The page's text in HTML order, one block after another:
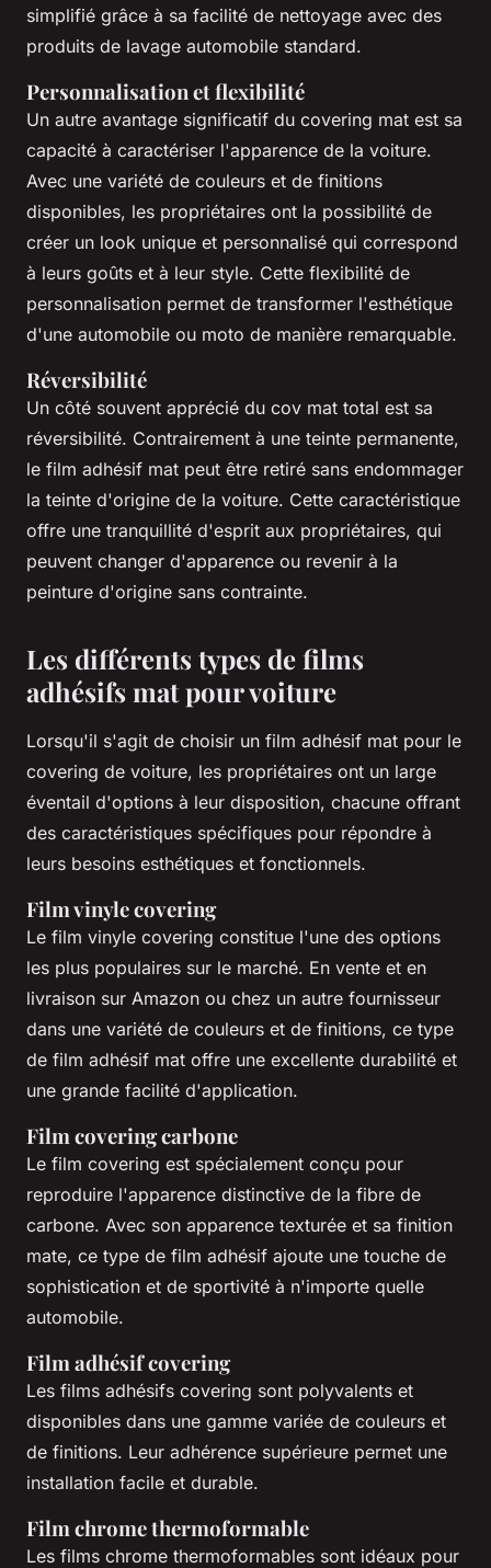
simplifié grâce à sa facilité de nettoyage avec des
produits de lavage automobile standard.
Personnalisation et flexibilité
Un autre avantage significatif du covering mat est sa
capacité à caractériser l'apparence de la voiture.
Avec une variété de couleurs et de finitions
disponibles, les propriétaires ont la possibilité de
créer un look unique et personnalisé qui correspond
à leurs goûts et à leur style. Cette flexibilité de
personnalisation permet de transformer l'esthétique
d'une automobile ou moto de manière remarquable.
Réversibilité
Un côté souvent apprécié du cov mat total est sa
réversibilité. Contrairement à une teinte permanente,
le film adhésif mat peut être retiré sans endommager
la teinte d'origine de la voiture. Cette caractéristique
offre une tranquillité d'esprit aux propriétaires, qui
peuvent changer d'apparence ou revenir à la
peinture d'origine sans contrainte.
Les différents types de films
adhésifs mat pour voiture
Lorsqu'il s'agit de choisir un film adhésif mat pour le
covering de voiture, les propriétaires ont un large
éventail d'options à leur disposition, chacune offrant
des caractéristiques spécifiques pour répondre à
leurs besoins esthétiques et fonctionnels.
Film vinyle covering
Le film vinyle covering constitue l'une des options
les plus populaires sur le marché. En vente et en
livraison sur Amazon ou chez un autre fournisseur
dans une variété de couleurs et de finitions, ce type
de film adhésif mat offre une excellente durabilité et
une grande facilité d'application.
Film covering carbone
Le film covering est spécialement conçu pour
reproduire l'apparence distinctive de la fibre de
carbone. Avec son apparence texturée et sa finition
mate, ce type de film adhésif ajoute une touche de
sophistication et de sportivité à n'importe quelle
automobile.
Film adhésif covering
Les films adhésifs covering sont polyvalents et
disponibles dans une gamme variée de couleurs et
de finitions. Leur adhérence supérieure permet une
installation facile et durable.
Film chrome thermoformable
Les films chrome thermoformables sont idéaux pour